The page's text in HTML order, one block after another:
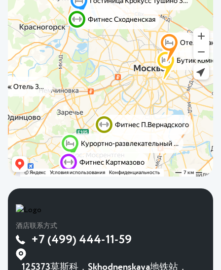
酒店联系方式
+7 (499) 444-11-59
125373莫斯科，Skhodnenskaya地铁站，